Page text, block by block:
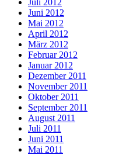
Juni 2012
Mai 2012
April 2012
März 2012
Februar 2012
Januar 2012
Dezember 2011
November 2011
Oktober 2011
September 2011
August 2011
Juli 2011
Juni 2011
Mai 2011